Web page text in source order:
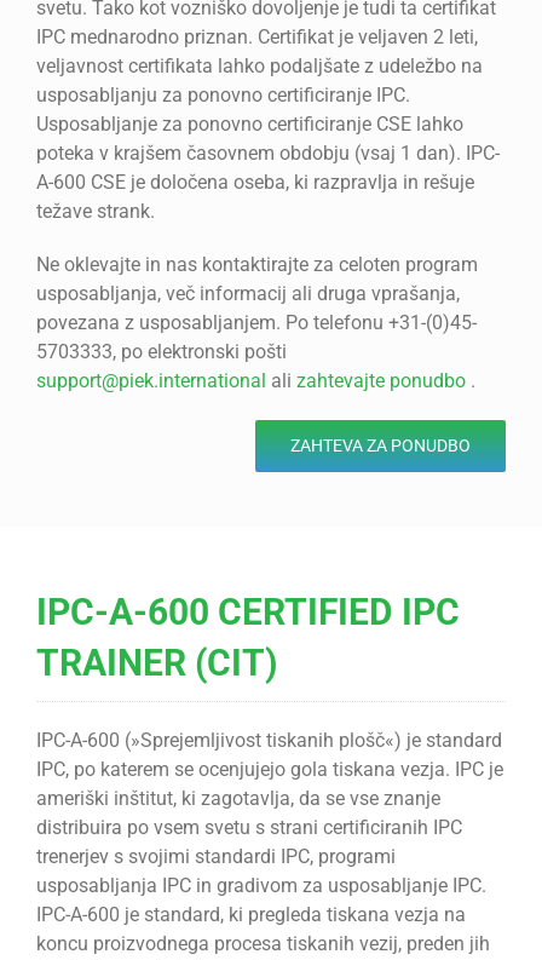
svetu. Tako kot vozniško dovoljenje je tudi ta certifikat
IPC mednarodno priznan. Certifikat je veljaven 2 leti,
veljavnost certifikata lahko podaljšate z udeležbo na
usposabljanju za ponovno certificiranje IPC.
Usposabljanje za ponovno certificiranje CSE lahko
poteka v krajšem časovnem obdobju (vsaj 1 dan). IPC-
A-600 CSE je določena oseba, ki razpravlja in rešuje
težave strank.
Ne oklevajte in nas kontaktirajte za celoten program
usposabljanja, več informacij ali druga vprašanja,
povezana z usposabljanjem. Po telefonu +31-(0)45-
5703333, po elektronski pošti
support@piek.international ali zahtevajte ponudbo.
ZAHTEVA ZA PONUDBO
IPC-A-600 CERTIFIED IPC
TRAINER (CIT)
IPC-A-600 (»Sprejemljivost tiskanih plošč«) je standard
IPC, po katerem se ocenjujejo gola tiskana vezja. IPC je
ameriški inštitut, ki zagotavlja, da se vse znanje
distribuira po vsem svetu s strani certificiranih IPC
trenerjev s svojimi standardi IPC, programi
usposabljanja IPC in gradivom za usposabljanje IPC.
IPC-A-600 je standard, ki pregleda tiskana vezja na
koncu proizvodnega procesa tiskanih vezij, preden jih